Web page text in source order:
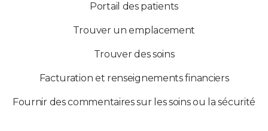
Portail des patients
Trouver un emplacement
Trouver des soins
Facturation et renseignements financiers
Fournir des commentaires sur les soins ou la sécurité